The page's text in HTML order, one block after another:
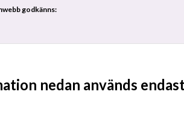
godkänns:
nedan används